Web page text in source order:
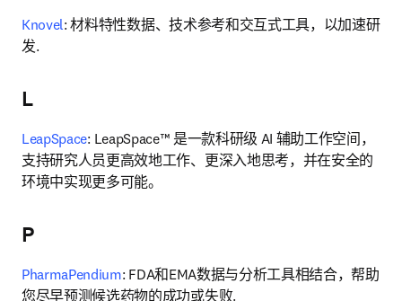
Knovel: 材料特性数据、技术参考和交互式工具，以加速研
发.
L
LeapSpace: LeapSpace™ 是一款科研级 AI 辅助工作空间，
支持研究人员更高效地工作、更深入地思考，并在安全的
环境中实现更多可能。
P
PharmaPendium: FDA和EMA数据与分析工具相结合，帮助
您尽早预测候选药物的成功或失败.